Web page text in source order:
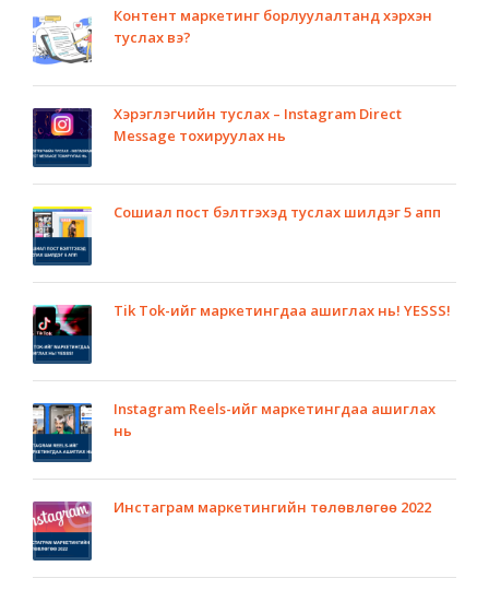
Контент маркетинг борлуулалтанд хэрхэн
туслах вэ?
Хэрэглэгчийн туслах – Instagram Direct
Message тохируулах нь
Сошиал пост бэлтгэхэд туслах шилдэг 5 апп
Tik Tok-ийг маркетингдаа ашиглах нь! YESSS!
Instagram Reels-ийг маркетингдаа ашиглах
нь
Инстаграм маркетингийн төлөвлөгөө 2022